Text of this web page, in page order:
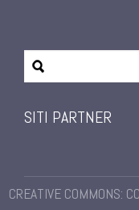
SITI PARTNER
CREATIVE COMMONS: